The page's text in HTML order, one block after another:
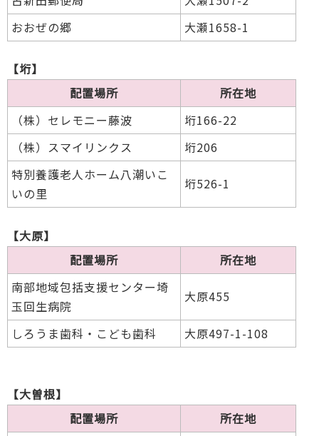
おおぜの郷
大瀬1658-1
【垳】
配置場所
所在地
（株）セレモニー藤波
垳166-22
（株）スマイリンクス
垳206
特別養護老人ホーム八潮いこ
いの里
垳526-1
【大原】
配置場所
所在地
南部地域包括支援センター埼
玉回生病院
大原455
しろうま歯科・こども歯科 大原497-1-108
【大曽根】
配置場所
所在地